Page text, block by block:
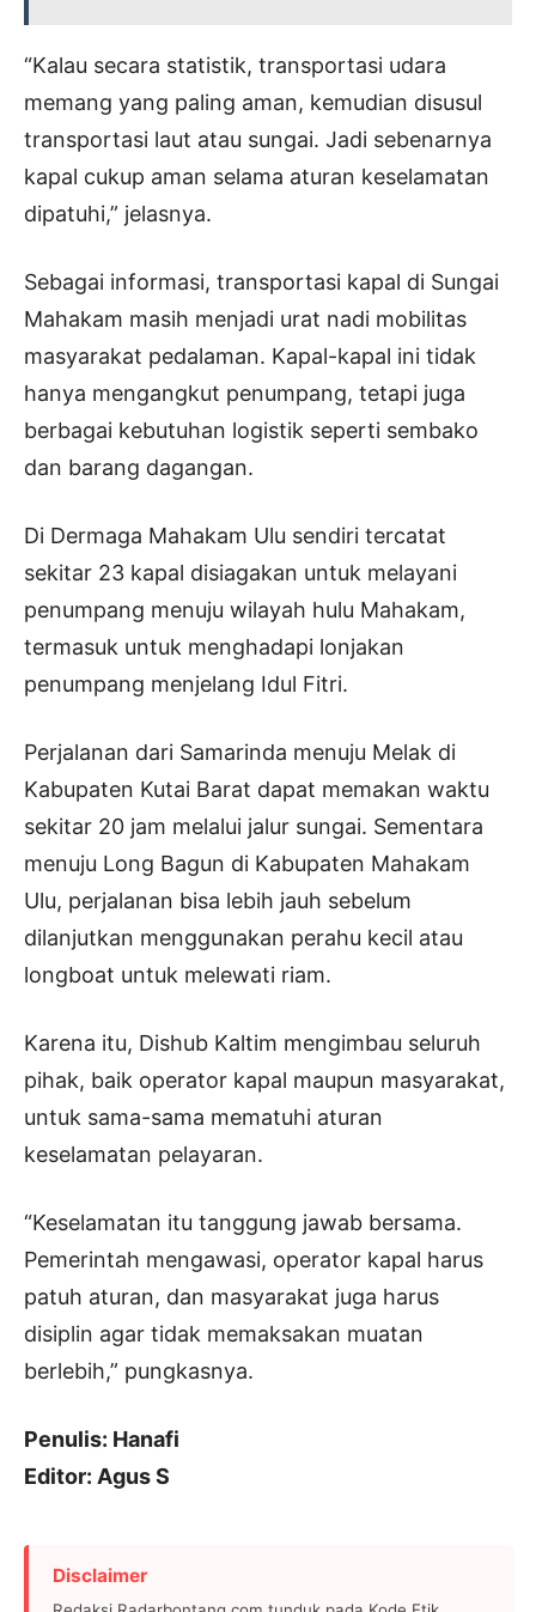
“Kalau secara statistik, transportasi udara
memang yang paling aman, kemudian disusul
transportasi laut atau sungai. Jadi sebenarnya
kapal cukup aman selama aturan keselamatan
dipatuhi,” jelasnya.
Sebagai informasi, transportasi kapal di Sungai
Mahakam masih menjadi urat nadi mobilitas
masyarakat pedalaman. Kapal-kapal ini tidak
hanya mengangkut penumpang, tetapi juga
berbagai kebutuhan logistik seperti sembako
dan barang dagangan.
Di Dermaga Mahakam Ulu sendiri tercatat
sekitar 23 kapal disiagakan untuk melayani
penumpang menuju wilayah hulu Mahakam,
termasuk untuk menghadapi lonjakan
penumpang menjelang Idul Fitri.
Perjalanan dari Samarinda menuju Melak di
Kabupaten Kutai Barat dapat memakan waktu
sekitar 20 jam melalui jalur sungai. Sementara
menuju Long Bagun di Kabupaten Mahakam
Ulu, perjalanan bisa lebih jauh sebelum
dilanjutkan menggunakan perahu kecil atau
longboat untuk melewati riam.
Karena itu, Dishub Kaltim mengimbau seluruh
pihak, baik operator kapal maupun masyarakat,
untuk sama-sama mematuhi aturan
keselamatan pelayaran.
“Keselamatan itu tanggung jawab bersama.
Pemerintah mengawasi, operator kapal harus
patuh aturan, dan masyarakat juga harus
disiplin agar tidak memaksakan muatan
berlebih,” pungkasnya.
Penulis: Hanafi
Editor: Agus S
Disclaimer